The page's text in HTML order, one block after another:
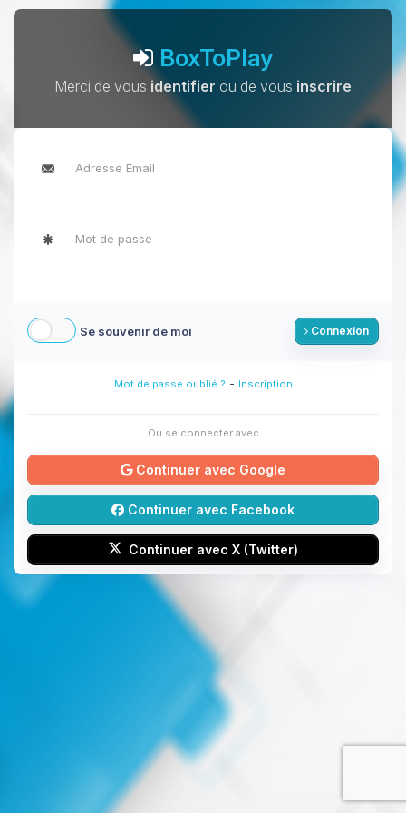
BoxToPlay
Merci de vous identifier ou de vous inscrire
Se souvenir de moi Connexion
Mot de passe oublié ? - Inscription
Ou se connecter avec
Continuer avec Google
Continuer avec Facebook
Continuer avec X (Twitter)